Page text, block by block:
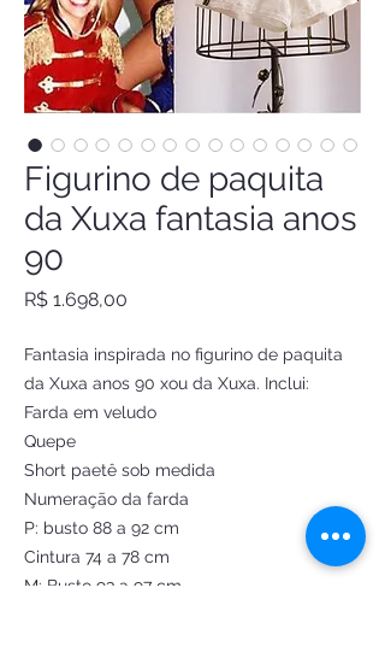
Figurino de paquita
da Xuxa fantasia anos
90
R$ 1.698,00
Fantasia inspirada no figurino de paquita
da Xuxa anos 90 xou da Xuxa. Inclui:
Farda em veludo
Quepe
Short paetê sob medida
Numeração da farda
P: busto 88 a 92 cm
Cintura 74 a 78 cm
M: Busto 93 a 97 cm